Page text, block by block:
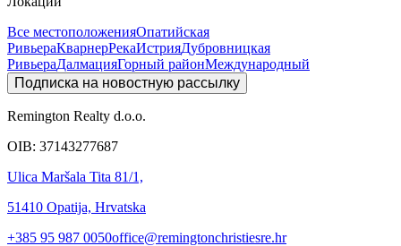
Все местоположенияОпатийская
РивьераКварнерРекаИстрияДубровницкая
РивьераДалмацияГорный районМеждународный
Подписка на новостную рассылку
Remington Realty d.o.o.
OIB: 37143277687
Ulica Maršala Tita 81/1,
51410 Opatija, Hrvatska
+385 95 987 0050office@remingtonchristiesre.hr